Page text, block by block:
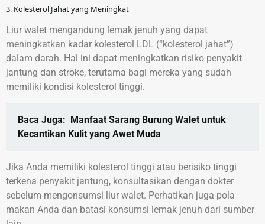
3. Kolesterol Jahat yang Meningkat
Liur walet mengandung lemak jenuh yang dapat
meningkatkan kadar kolesterol LDL (“kolesterol jahat”)
dalam darah. Hal ini dapat meningkatkan risiko penyakit
jantung dan stroke, terutama bagi mereka yang sudah
memiliki kondisi kolesterol tinggi.
Baca Juga:
Manfaat Sarang Burung Walet untuk
Kecantikan Kulit yang Awet Muda
Jika Anda memiliki kolesterol tinggi atau berisiko tinggi
terkena penyakit jantung, konsultasikan dengan dokter
sebelum mengonsumsi liur walet. Perhatikan juga pola
makan Anda dan batasi konsumsi lemak jenuh dari sumber